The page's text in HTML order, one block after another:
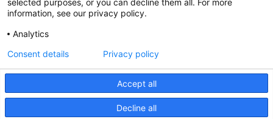
cgtcatalunya
CGTCatalunya
cgtcatalunya
Desenvolupat per
selected purposes, or you can decline them all. For more
information, see our privacy policy.
Analytics
Accept all
Decline all
Consent details Privacy policy